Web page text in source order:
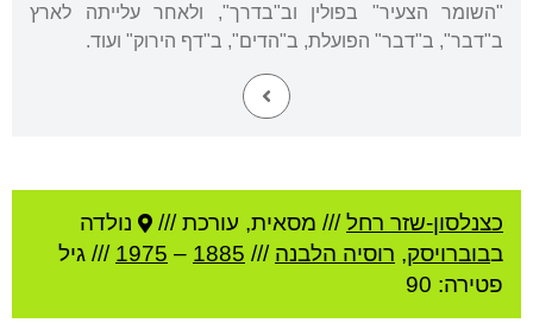
"השומר הצעיר" בפולין וב"בדרך", ולאחר עלייתה לארץ
ב"דבר", ב"דבר" הפועלת, ב"הדים", ב"דף הירוק" ועוד.
כצנלסון-שזר רחל/// מסאית, עורכת ///
נולדה
בבוברויסק, רוסיה הלבנה ///
1885
–
1975 /// גיל
פטירה: 90